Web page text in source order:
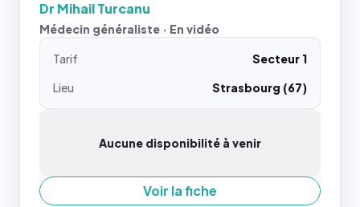
Dr Mihail Turcanu
Médecin généraliste · En vidéo
Tarif
Secteur 1
Lieu
Strasbourg (67)
Aucune disponibilité à venir
Voir la fiche